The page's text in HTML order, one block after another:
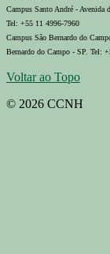
Campus Santo André - Avenida
Tel: +55 11 4996-7960
Campus São Bernardo do
Bernardo do Campo - SP. Tel:
Voltar ao Topo
© 2026 CCNH